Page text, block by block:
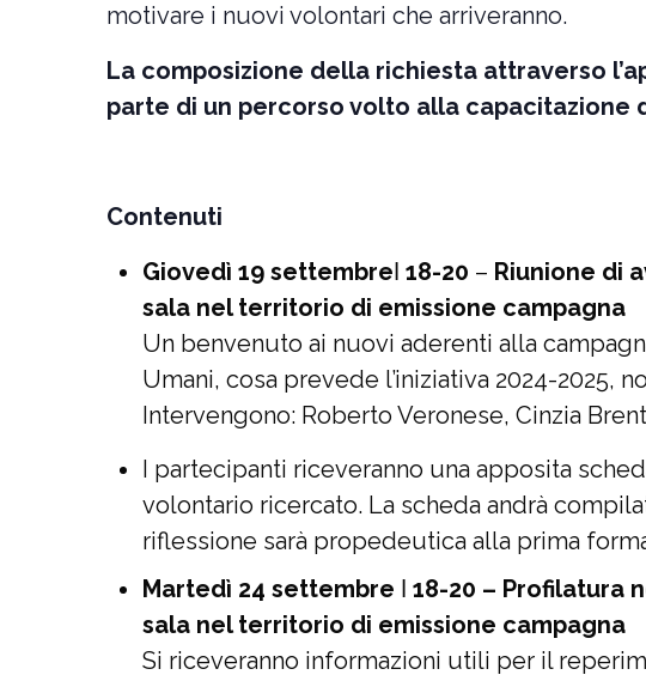
motivare i nuovi volontari che arriveranno.
La composizione della richiesta attraverso
parte di un percorso volto alla capacitazione
Contenuti
Giovedì 19 settembreǀ 18-20 – Riunione di
sala nel territorio di emissione campagna
Un benvenuto ai nuovi aderenti alla
Umani, cosa prevede l’iniziativa 2024-2025,
Intervengono: Roberto Veronese, Cinzia
I partecipanti riceveranno una apposita
volontario ricercato. La scheda andrà
riflessione sarà propedeutica alla prima
Martedì 24 settembre ǀ 18-20 – Profilatura
sala nel territorio di emissione campagna
Si riceveranno informazioni utili per il